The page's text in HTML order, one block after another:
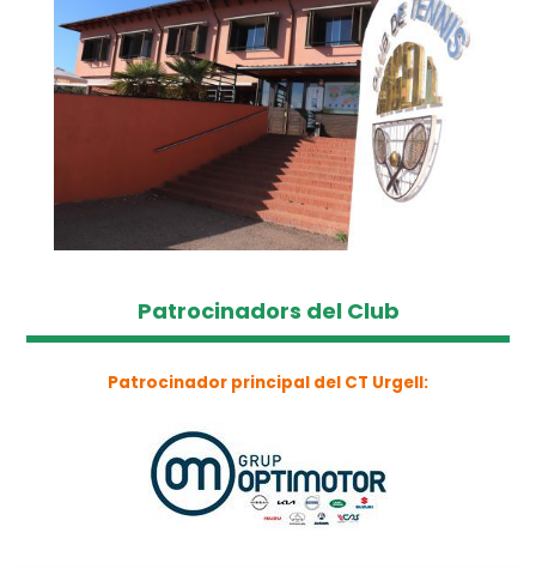
Patrocinadors del Club
Patrocinador principal del CT Urgell: